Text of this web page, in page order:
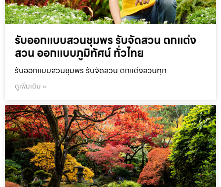
รับออกแบบสวนชุมพร รับจัดสวน ตกแต่ง
สวน ออกแบบภูมิทัศน์ ทั่วไทย
รับออกแบบสวนชุมพร รับจัดสวน ตกแต่งสวนทุก
ดูเพิ่มเติม »